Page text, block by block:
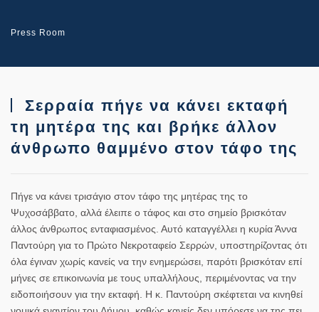
Press Room
Σερραία πήγε να κάνει εκταφή
τη μητέρα της και βρήκε άλλον
άνθρωπο θαμμένο στον τάφο της
Πήγε να κάνει τρισάγιο στον τάφο της μητέρας της το
Ψυχοσάββατο, αλλά έλειπε ο τάφος και στο σημείο βρισκόταν
άλλος άνθρωπος ενταφιασμένος. Αυτό καταγγέλλει η κυρία Άννα
Παντούρη για το Πρώτο Νεκροταφείο Σερρών, υποστηρίζοντας ότι
όλα έγιναν χωρίς κανείς να την ενημερώσει, παρότι βρισκόταν επί
μήνες σε επικοινωνία με τους υπαλλήλους, περιμένοντας να την
ειδοποιήσουν για την εκταφή. Η κ. Παντούρη σκέφτεται να κινηθεί